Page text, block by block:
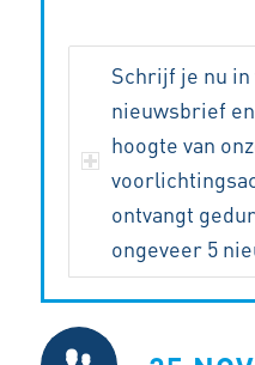
Schrijf je nu in
nieuwsbrief
hoogte van
ontvangt
ongeveer 5